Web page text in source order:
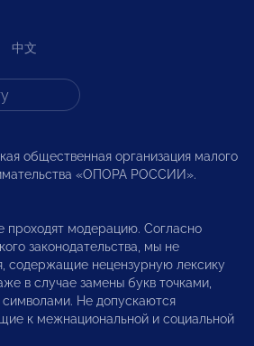
中文
общественная организация малого
«ОПОРА РОССИИ».
проходят модерацию. Согласно
законодательства, мы не
содержащие нецензурную лексику
в случае замены букв точками,
Не допускаются
к межнациональной и социальной